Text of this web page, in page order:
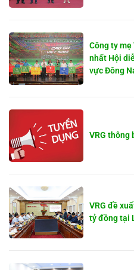
Công ty mẹ
nhất Hội
vực Đông
VRG thông
VRG đề
tỷ đồng tại